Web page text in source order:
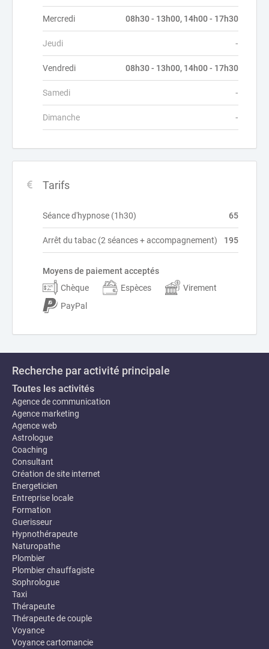
Mercredi 08h30 - 13h00, 14h00 - 17h30
Jeudi -
Vendredi 08h30 - 13h00, 14h00 - 17h30
Samedi -
Dimanche -
Tarifs
Séance d'hypnose (1h30) 65
Arrêt du tabac (2 séances + accompagnement) 195
Moyens de paiement acceptés
Chèque
Espèces
Virement
PayPal
Recherche par activité principale
Toutes les activités
Agence de communication
Agence marketing
Agence web
Astrologue
Coaching
Consultant
Création de site internet
Energeticien
Entreprise locale
Formation
Guerisseur
Hypnothérapeute
Naturopathe
Plombier
Plombier chauffagiste
Sophrologue
Taxi
Thérapeute
Thérapeute de couple
Voyance
Voyance cartomancie